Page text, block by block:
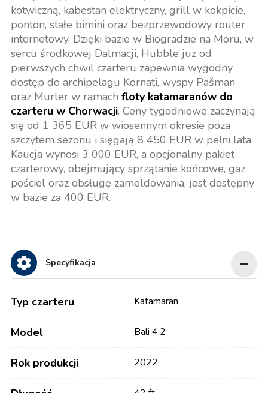
kotwiczną, kabestan elektryczny, grill w kokpicie,
ponton, stałe bimini oraz bezprzewodowy router
internetowy. Dzięki bazie w Biogradzie na Moru, w
sercu środkowej Dalmacji, Hubble już od
pierwszych chwil czarteru zapewnia wygodny
dostęp do archipelagu Kornati, wyspy Pašman
oraz Murter w ramach floty katamaranów do
czarteru w Chorwacji. Ceny tygodniowe zaczynają
się od 1 365 EUR w wiosennym okresie poza
szczytem sezonu i sięgają 8 450 EUR w pełni lata.
Kaucja wynosi 3 000 EUR, a opcjonalny pakiet
czarterowy, obejmujący sprzątanie końcowe, gaz,
pościel oraz obsługę zameldowania, jest dostępny
w bazie za 400 EUR.
Specyfikacja
Typ czarteru Katamaran
Model Bali 4.2
Rok produkcji 2022